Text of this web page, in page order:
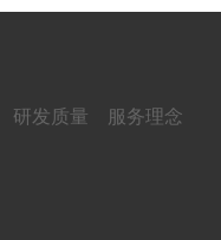
研发质量
服务理念